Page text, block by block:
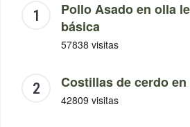
Pollo Asado en olla
básica
57838 visitas
Costillas de cerdo
42809 visitas